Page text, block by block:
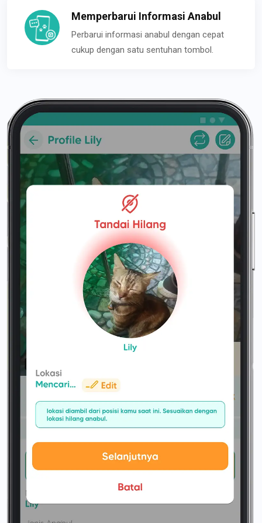
Memperbarui Informasi Anabul
Perbarui informasi anabul dengan cepat
cukup dengan satu sentuhan tombol.